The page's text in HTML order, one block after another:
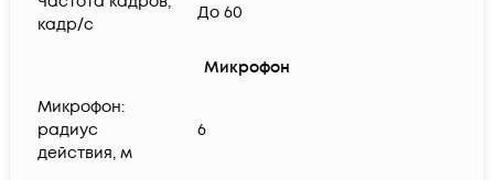
кадр/с
До 60
Микрофон
Микрофон:
радиус
действия, м
6